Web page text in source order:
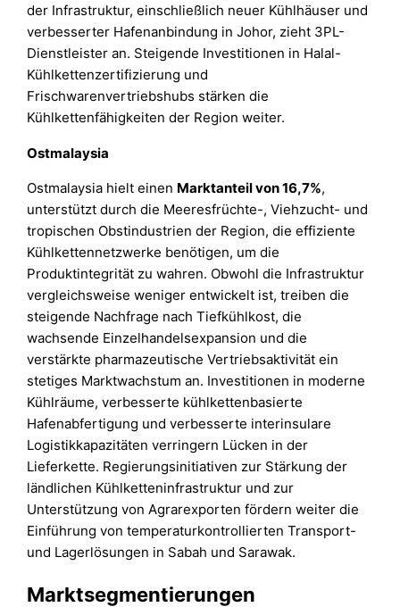
der Infrastruktur, einschließlich neuer Kühlhäuser und
verbesserter Hafenanbindung in Johor, zieht 3PL-
Dienstleister an. Steigende Investitionen in Halal-
Kühlkettenzertifizierung und
Frischwarenvertriebshubs stärken die
Kühlkettenfähigkeiten der Region weiter.
Ostmalaysia
Ostmalaysia hielt einen Marktanteil von 16,7%,
unterstützt durch die Meeresfrüchte-, Viehzucht- und
tropischen Obstindustrien der Region, die effiziente
Kühlkettennetzwerke benötigen, um die
Produktintegrität zu wahren. Obwohl die Infrastruktur
vergleichsweise weniger entwickelt ist, treiben die
steigende Nachfrage nach Tiefkühlkost, die
wachsende Einzelhandelsexpansion und die
verstärkte pharmazeutische Vertriebsaktivität ein
stetiges Marktwachstum an. Investitionen in moderne
Kühlräume, verbesserte kühlkettenbasierte
Hafenabfertigung und verbesserte interinsulare
Logistikkapazitäten verringern Lücken in der
Lieferkette. Regierungsinitiativen zur Stärkung der
ländlichen Kühlketteninfrastruktur und zur
Unterstützung von Agrarexporten fördern weiter die
Einführung von temperaturkontrollierten Transport-
und Lagerlösungen in Sabah und Sarawak.
Marktsegmentierungen